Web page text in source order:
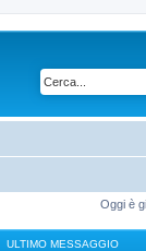
Oggi è
ULTIMO MESSAGGIO